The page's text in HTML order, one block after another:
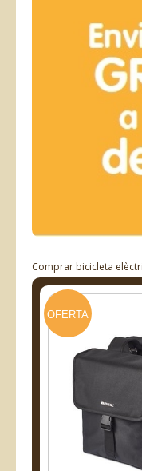
Comprar bicicleta
OFERTA